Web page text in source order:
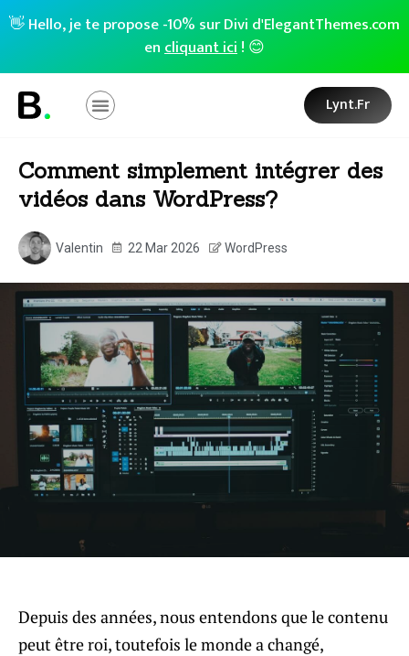
👋 Hello, je te propose -10% sur Divi d'ElegantThemes.com
encliquant ici! 😊
Lynt.fr
Comment simplement intégrer des
vidéos dans WordPress?
Valentin 22 Mar 2026 WordPress
Depuis des années, nous entendons que le contenu
peut être roi, toutefois le monde a changé,